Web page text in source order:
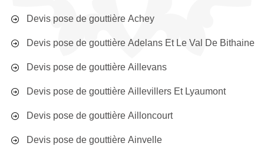
Devis pose de gouttière Achey
Devis pose de gouttière Adelans Et Le Val De Bithaine
Devis pose de gouttière Aillevans
Devis pose de gouttière Aillevillers Et Lyaumont
Devis pose de gouttière Ailloncourt
Devis pose de gouttière Ainvelle